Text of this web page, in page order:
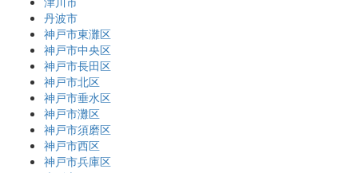
丹波市
神戸市東灘区
神戸市中央区
神戸市長田区
神戸市北区
神戸市垂水区
神戸市灘区
神戸市須磨区
神戸市西区
神戸市兵庫区